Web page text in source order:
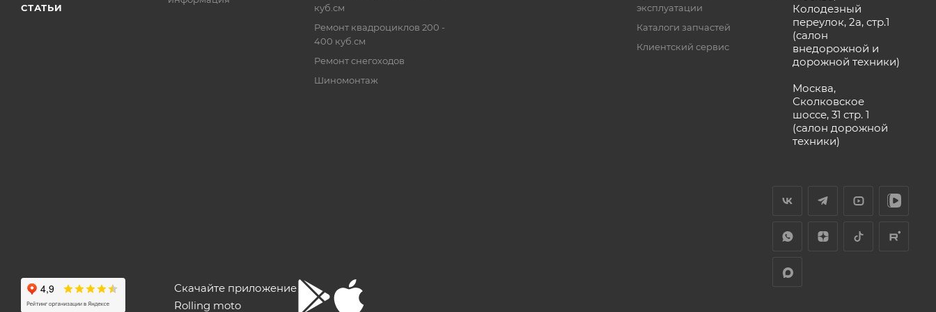
СТАТЬИ
куб.см
Ремонт квадроциклов 200 -
400 куб.см
Ремонт снегоходов
Шиномонтаж
эксплуатации
Каталоги запчастей
Клиентский сервис
Колодезный
переулок, 2а, стр.1
(салон
внедорожной и
дорожной техники)
Москва,
Сколковское
шоссе, 31 стр. 1
(салон дорожной
техники)
Скачайте приложение
Rolling moto